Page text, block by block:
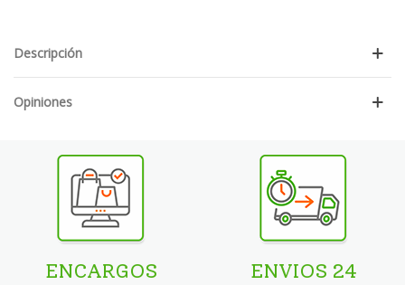
Descripción
Opiniones
ENCARGOS
ENVIOS 24